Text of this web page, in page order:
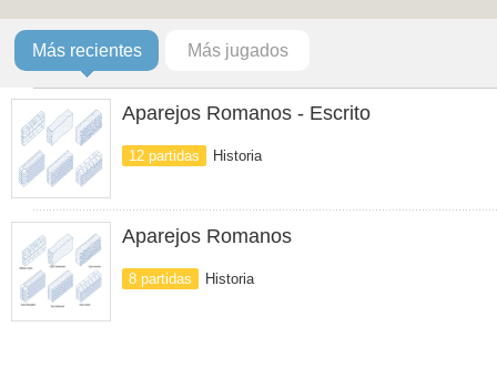
Más recientes Más jugados
Aparejos Romanos - Escrito
12 partidas Historia
Aparejos Romanos
8 partidas Historia